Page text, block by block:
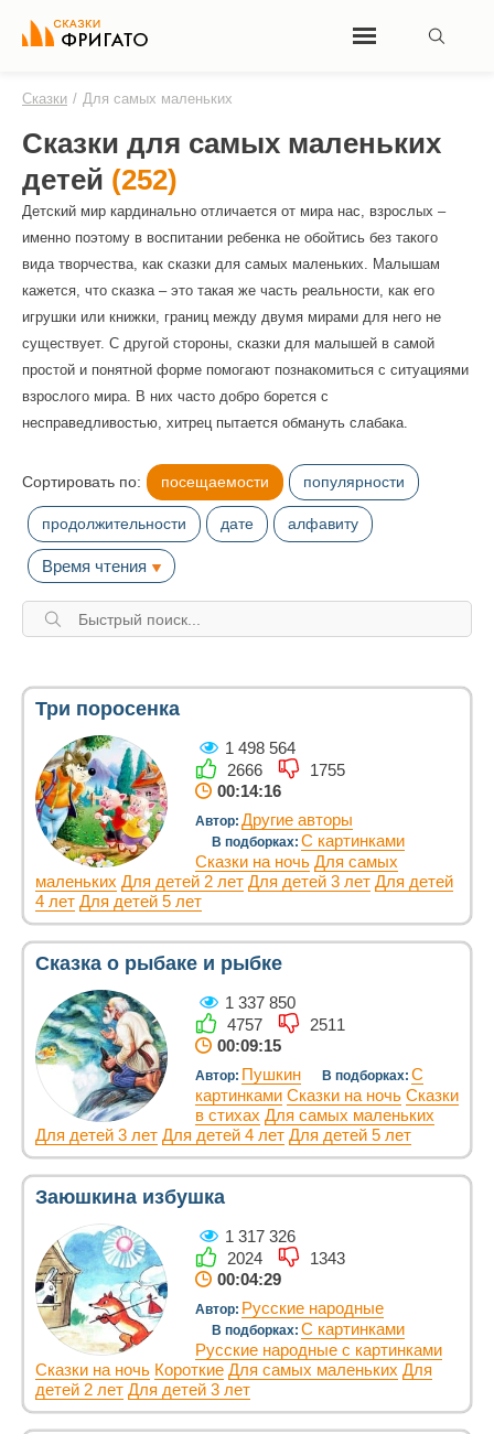
Сказки / Для самых маленьких
Сказки для самых маленьких
детей (252)
Детский мир кардинально отличается от мира нас, взрослых –
именно поэтому в воспитании ребенка не обойтись без такого
вида творчества, как сказки для самых маленьких. Малышам
кажется, что сказка – это такая же часть реальности, как его
игрушки или книжки, границ между двумя мирами для него не
существует. С другой стороны, сказки для малышей в самой
простой и понятной форме помогают познакомиться с ситуациями
взрослого мира. В них часто добро борется с
несправедливостью, хитрец пытается обмануть слабака.
Сортировать по: посещаемости популярности
продолжительности дате алфавиту
Время чтения
Три поросенка
1 498 564
2666
1755
00:14:16
Автор: Другие авторы
В подборках: С картинками
Сказки на ночь Для самых
маленьких Для детей 2 лет Для детей 3 лет Для детей
4 лет Для детей 5 лет
Сказка о рыбаке и рыбке
1 337 850
4757
2511
00:09:15
Автор: Пушкин В подборках: С
картинками Сказки на ночь Сказки
в стихах Для самых маленьких
Для детей 3 лет Для детей 4 лет Для детей 5 лет
Заюшкина избушка
1 317 326
2024
1343
00:04:29
Автор: Русские народные
В подборках: С картинками
Русские народные с картинками
Сказки на ночь Короткие Для самых маленьких Для
детей 2 лет Для детей 3 лет